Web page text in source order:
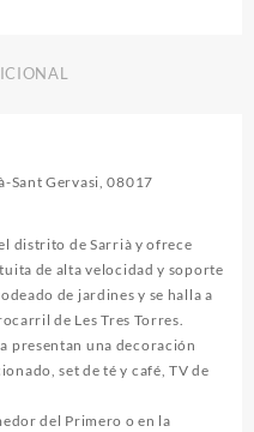
Sant Gervasi, 08017
distrito de Sarrià y ofrece
de alta velocidad y soporte
de jardines y se halla a
de Les Tres Torres.
presentan una decoración
set de té y café, TV de
del Primero o en la